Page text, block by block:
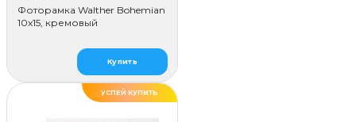
Фоторамка Walther Bohemian
10x15, кремовый
Купить
УСПЕЙ КУПИТЬ